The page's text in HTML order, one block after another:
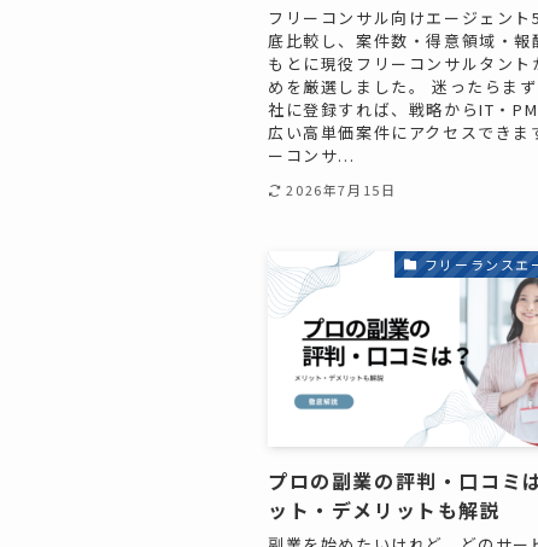
フリーコンサル向けエージェント
底比較し、案件数・得意領域・報
もとに現役フリーコンサルタント
めを厳選しました。 迷ったらま
社に登録すれば、戦略からIT・
広い高単価案件にアクセスできま
ーコンサ...
2026年7月15日
フリーランスエ
プロの副業の評判・口コミ
ット・デメリットも解説